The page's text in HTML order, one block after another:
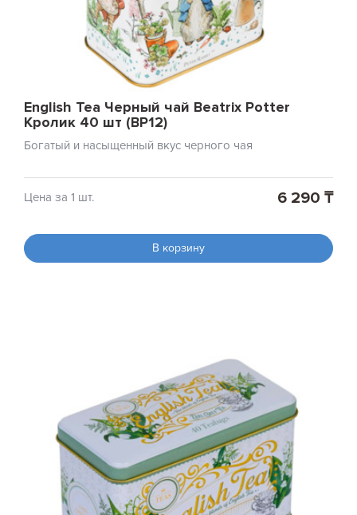
English Tea Черный чай Beatrix Potter
Кролик 40 шт (BP12)
Богатый и насыщенный вкус черного чая
Цена за 1 шт. 6 290 ₸
В корзину